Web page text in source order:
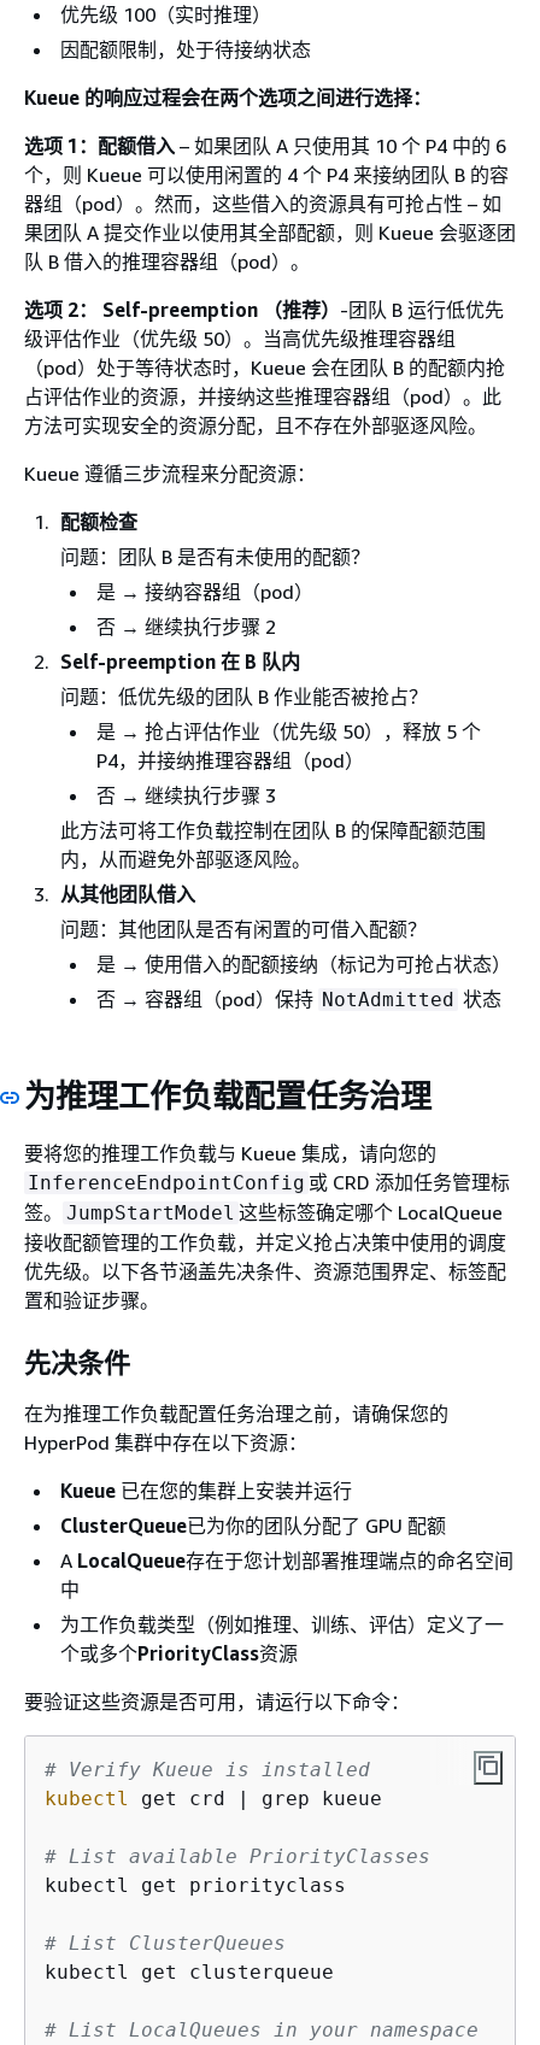
优先级 100（实时推理）
因配额限制，处于待接纳状态
Kueue 的响应过程会在两个选项之间进行选择：
选项 1：配额借入 – 如果团队 A 只使用其 10 个 P4 中的 6
个，则 Kueue 可以使用闲置的 4 个 P4 来接纳团队 B 的容
器组（pod）。然而，这些借入的资源具有可抢占性 – 如
果团队 A 提交作业以使用其全部配额，则 Kueue 会驱逐团
队 B 借入的推理容器组（pod）。
选项 2： Self-preemption （推荐） -团队 B 运行低优先
级评估作业（优先级 50）。当高优先级推理容器组
（pod）处于等待状态时，Kueue 会在团队 B 的配额内抢
占评估作业的资源，并接纳这些推理容器组（pod）。此
方法可实现安全的资源分配，且不存在外部驱逐风险。
Kueue 遵循三步流程来分配资源：
配额检查
问题：团队 B 是否有未使用的配额？
是 → 接纳容器组（pod）
否 → 继续执行步骤 2
Self-preemption 在 B 队内
问题：低优先级的团队 B 作业能否被抢占？
是 → 抢占评估作业（优先级 50），释放 5 个
P4，并接纳推理容器组（pod）
否 → 继续执行步骤 3
此方法可将工作负载控制在团队 B 的保障配额范围
内，从而避免外部驱逐风险。
从其他团队借入
问题：其他团队是否有闲置的可借入配额？
是 → 使用借入的配额接纳（标记为可抢占状态）
否 → 容器组（pod）保持 NotAdmitted 状态
为推理工作负载配置任务治理
要将您的推理工作负载与 Kueue 集成，请向您的
InferenceEndpointConfig 或 CRD 添加任务管理标
签。
JumpStartModel 这些标签确定哪个 LocalQueue
接收配额管理的工作负载，并定义抢占决策中使用的调度
优先级。以下各节涵盖先决条件、资源范围界定、标签配
置和验证步骤。
先决条件
在为推理工作负载配置任务治理之前，请确保您的
HyperPod 集群中存在以下资源：
Kueue 已在您的集群上安装并运行
ClusterQueue已为你的团队分配了 GPU 配额
A LocalQueue存在于您计划部署推理端点的命名空间
中
为工作负载类型（例如推理、训练、评估）定义了一
个或多个PriorityClass资源
要验证这些资源是否可用，请运行以下命令：
# Verify Kueue is installed
kubectl
get crd | grep kueue
# List available PriorityClasses
kubectl get priorityclass
# List ClusterQueues
kubectl get clusterqueue
# List LocalQueues in your namespace